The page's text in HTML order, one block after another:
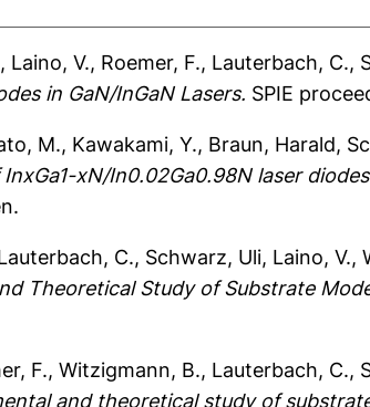
, Laino, V., Roemer, F., Lauterbach, C.,
in GaN/InGaN Lasers. SPIE
M., Kawakami, Y., Braun, Harald,
xN/In0.02Ga0.98N laser
C., Schwarz, Uli, Laino, V.,
Theoretical Study of Substrate
F.,Witzigmann, B., Lauterbach, C.,
and theoretical study of